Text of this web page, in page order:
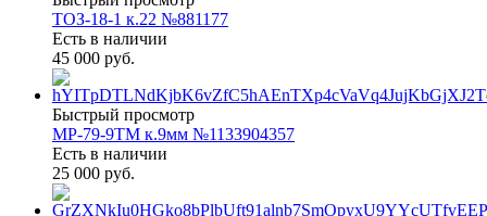
ТОЗ-18-1 к.22 №881177
Есть в наличии
45 000 руб.
Быстрый просмотр
МР-79-9ТМ к.9мм №1133904357
Есть в наличии
25 000 руб.